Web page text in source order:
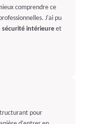
comprendre ce
J'ai pu
sécurité intérieure et
pour